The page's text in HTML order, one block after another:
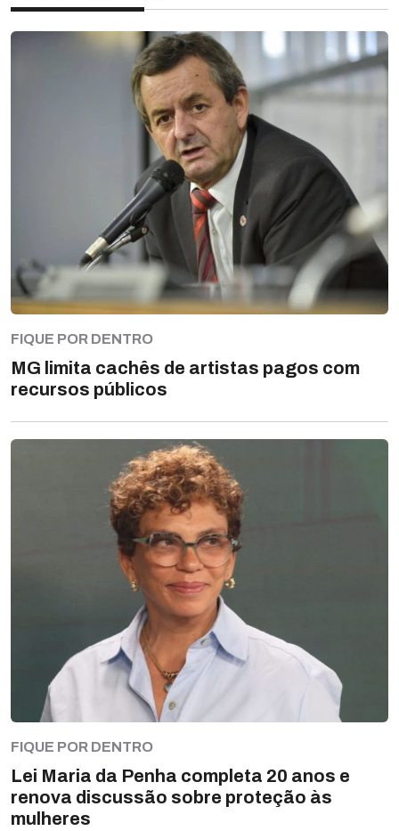
FIQUE POR DENTRO
MG limita cachês de artistas pagos com
recursos públicos
FIQUE POR DENTRO
Lei Maria da Penha completa 20 anos e
renova discussão sobre proteção às
mulheres